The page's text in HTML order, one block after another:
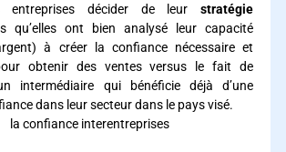
entreprises décider de leurstratégie
qu’elles ont bien analysé leur capacité
à créer la confiance nécessaire et
obtenir des ventes versus le fait de
intermédiaire qui bénéficie déjà d’une
dans leur secteur dans le pays visé.